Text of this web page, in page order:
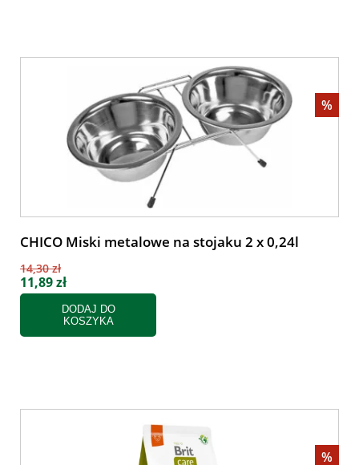
%
CHICO Miski metalowe na stojaku 2 x 0,24l
14,30 zł
11,89 zł
DODAJ DO
KOSZYKA
%